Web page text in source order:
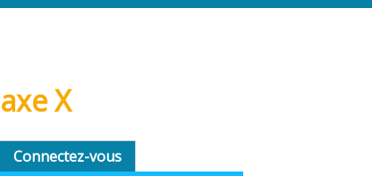
X
Connectez-vous